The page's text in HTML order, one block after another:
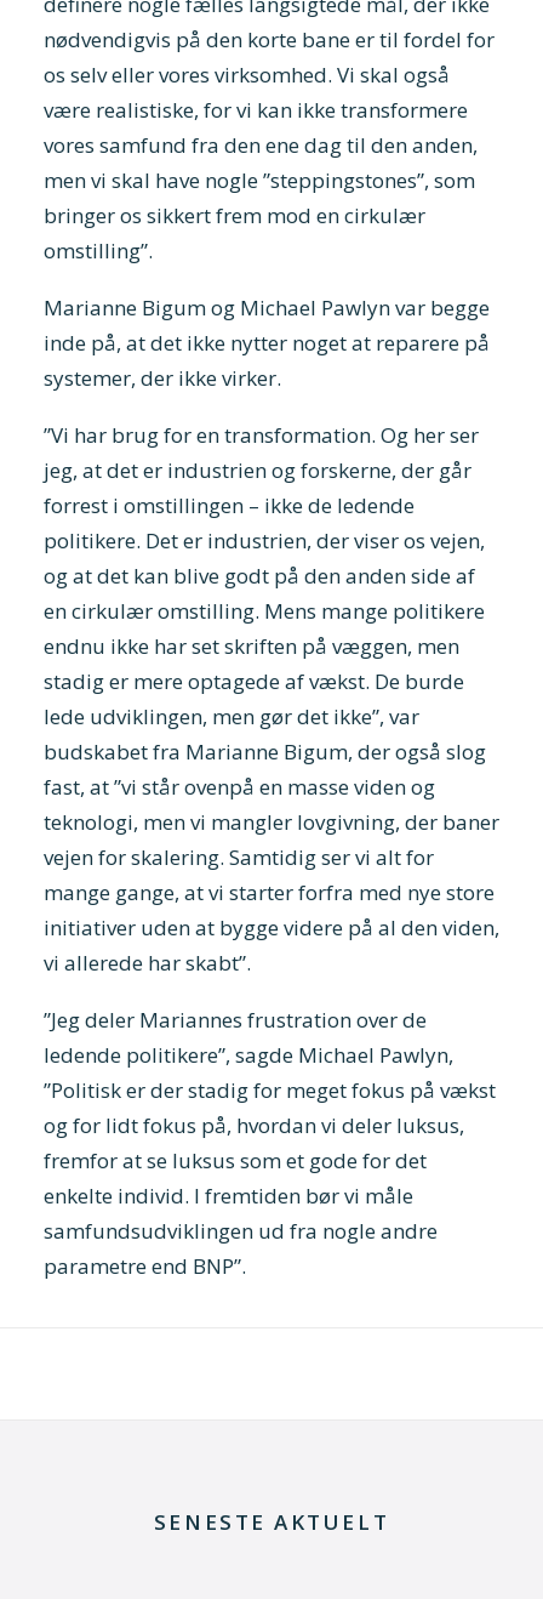
nødvendigvis på den korte bane er til fordel for
os selv eller vores virksomhed. Vi skal også
være realistiske, for vi kan ikke transformere
vores samfund fra den ene dag til den anden,
men vi skal have nogle ”steppingstones”, som
bringer os sikkert frem mod en cirkulær
omstilling”.
Marianne Bigum og Michael Pawlyn var begge
inde på, at det ikke nytter noget at reparere på
systemer, der ikke virker.
”Vi har brug for en transformation. Og her ser
jeg, at det er industrien og forskerne, der går
forrest i omstillingen – ikke de ledende
politikere. Det er industrien, der viser os vejen,
og at det kan blive godt på den anden side af
en cirkulær omstilling. Mens mange politikere
endnu ikke har set skriften på væggen, men
stadig er mere optagede af vækst. De burde
lede udviklingen, men gør det ikke”, var
budskabet fra Marianne Bigum, der også slog
fast, at ”vi står ovenpå en masse viden og
teknologi, men vi mangler lovgivning, der baner
vejen for skalering. Samtidig ser vi alt for
mange gange, at vi starter forfra med nye store
initiativer uden at bygge videre på al den viden,
vi allerede har skabt”.
”Jeg deler Mariannes frustration over de
ledende politikere”, sagde Michael Pawlyn,
”Politisk er der stadig for meget fokus på vækst
og for lidt fokus på, hvordan vi deler luksus,
fremfor at se luksus som et gode for det
enkelte individ. I fremtiden bør vi måle
samfundsudviklingen ud fra nogle andre
parametre end BNP”.
SENESTE AKTUELT